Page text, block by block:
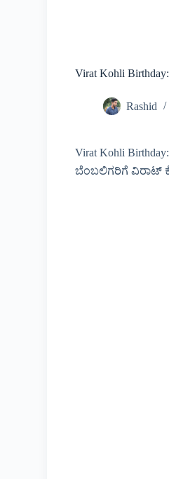
Virat Kohli
Rashid
Virat Kohli
ಬೆಂಬಲಿಗರಿಗೆ ವಿರಾಟ್